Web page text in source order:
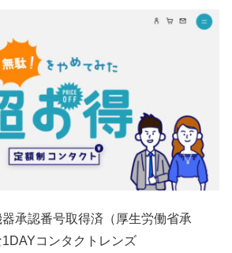
承認番号取得済（厚生労働省承
コンタクトレンズ